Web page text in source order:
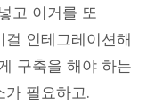
고 이거를 또
인테그레이션해
구축을 해야 하는
가 필요하고.